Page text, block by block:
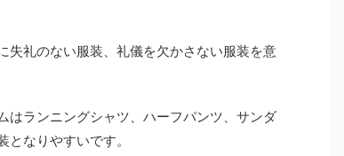
失礼のない服装、礼儀を欠かさない服装を意
はランニングシャツ、ハーフパンツ、サンダ
なりやすいです。